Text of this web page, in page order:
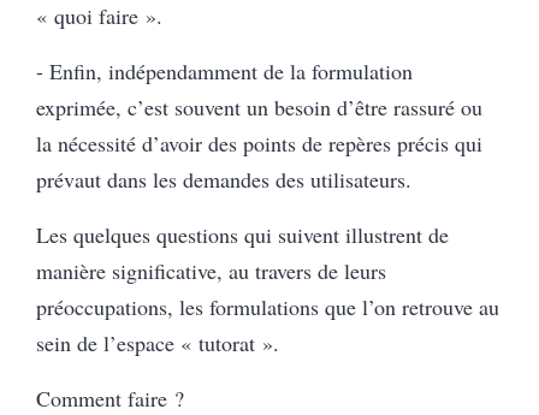
« quoi faire ».
- Enfin, indépendamment de la formulation
exprimée, c’est souvent un besoin d’être rassuré ou
la nécessité d’avoir des points de repères précis qui
prévaut dans les demandes des utilisateurs.
Les quelques questions qui suivent illustrent de
manière significative, au travers de leurs
préoccupations, les formulations que l’on retrouve au
sein de l’espace « tutorat ».
Comment faire ?